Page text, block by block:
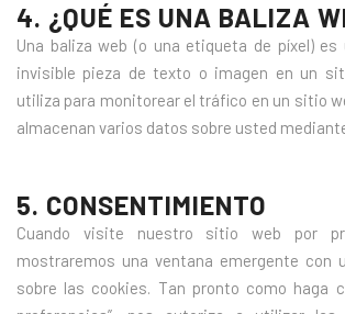
4. ¿QUÉ ES UNA BALIZA
Una baliza web (o una etiqueta de píxel) es
invisible pieza de texto o imagen en un
utiliza para monitorear el tráfico en un sitio
almacenan varios datos sobre usted
5. CONSENTIMIENTO
Cuando visite nuestro sitio web por
mostraremos una ventana emergente con
sobre las cookies. Tan pronto como haga